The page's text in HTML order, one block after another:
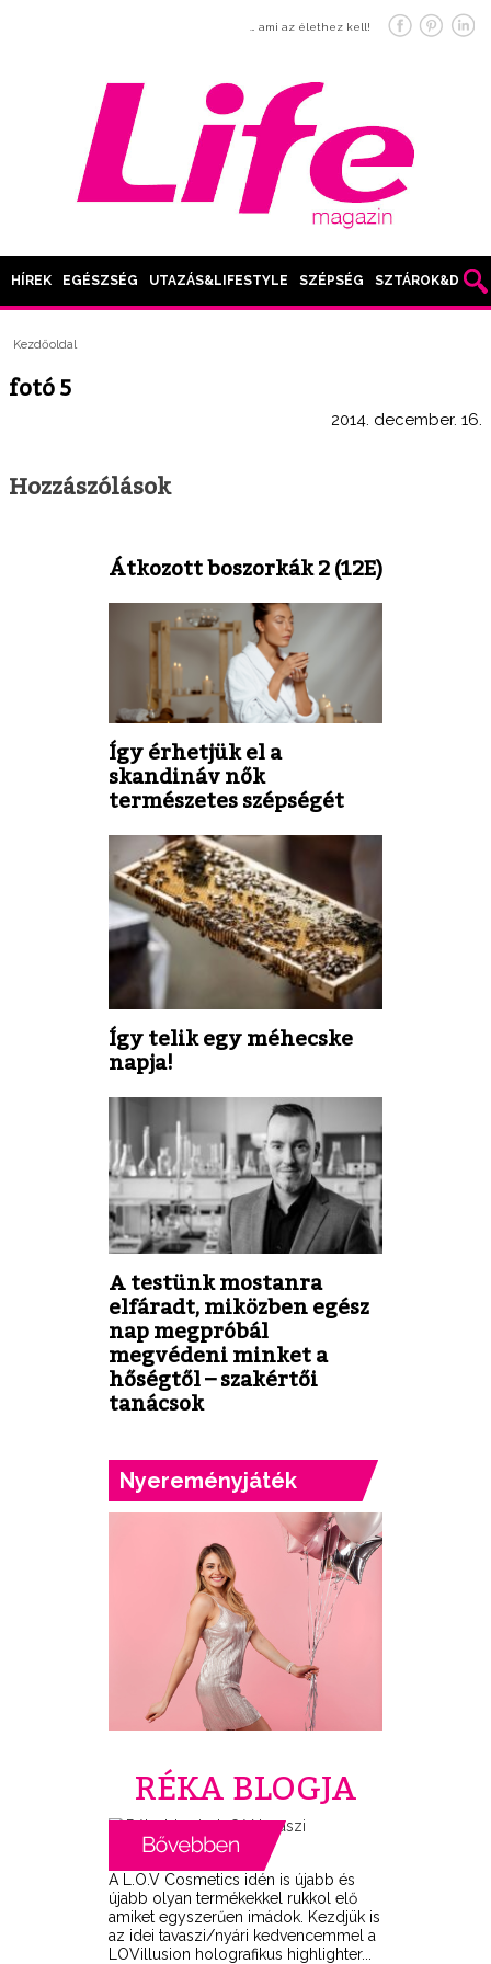
… ami az élethez kell!
HÍREK EGÉSZSÉG UTAZÁS&LIFESTYLE SZÉPSÉG SZTÁROK&DIVAT
Kezdőoldal
fotó 5
2014. december. 16.
Hozzászólások
Átkozott boszorkák 2 (12E)
Így érhetjük el a
skandináv nők
természetes szépségét
Így telik egy méhecske
napja!
A testünk mostanra
elfáradt, miközben egész
nap megpróbál
megvédeni minket a
hőségtől – szakértői
tanácsok
Nyereményjáték
RÉKA BLOGJA
A L.O.V Cosmetics idén is újabb és
újabb olyan termékekkel rukkol elő
amiket egyszerűen imádok. Kezdjük is
az idei tavaszi/nyári kedvencemmel a
LOVillusion holografikus highlighter...